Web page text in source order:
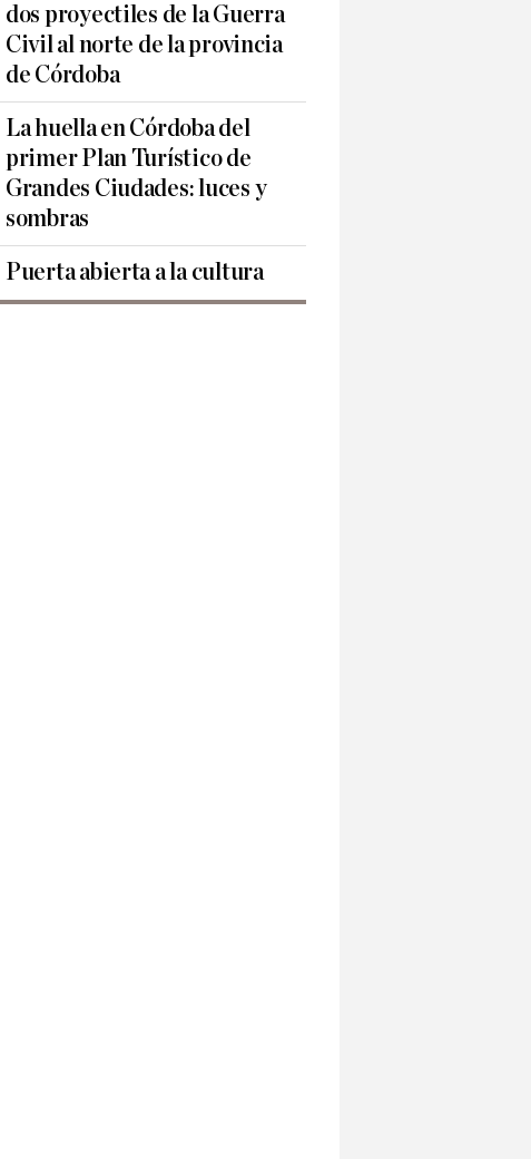
dos proyectiles de la Guerra
Civil al norte de la provincia
de Córdoba
La huella en Córdoba del
primer Plan Turístico de
Grandes Ciudades: luces y
sombras
Puerta abierta a la cultura